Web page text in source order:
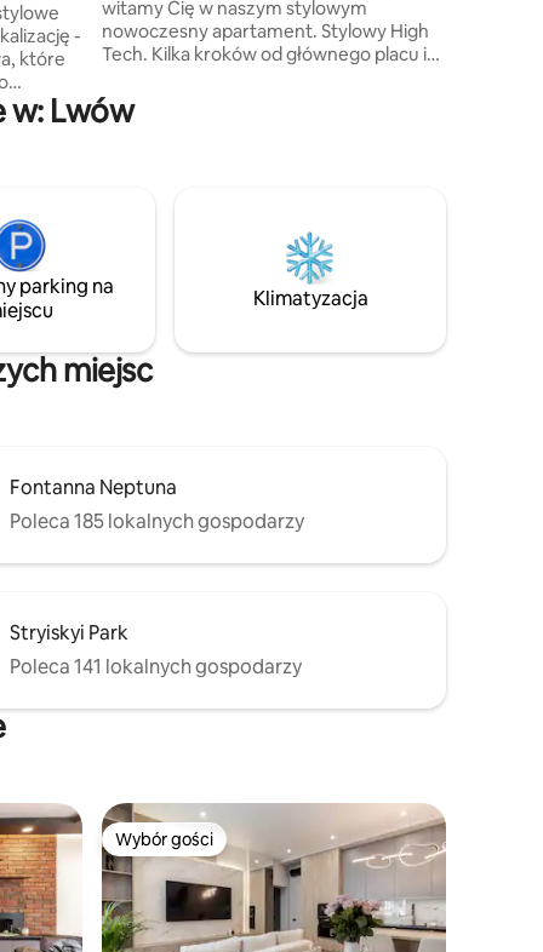
-
które
z
z
witamy Cię w naszym stylowym
nowoczesny apartament. Stylowy High
Tech. Kilka kroków od głównego placu i
romantycznych chwil! Ogromna jasna
łazienka z oknem. Sauna, prysznic
Restauracja, bar, kawiarnia znajdują się
mniej niż 1 minutę pieszo!
w: Lwów
parking na
Klimatyzacja
miejsc
Fontanna Neptuna
Poleca 185 lokalnych gospodarzy
Stryiskyi Park
Poleca 141 lokalnych gospodarzy
Wybór gości
Wybór gości